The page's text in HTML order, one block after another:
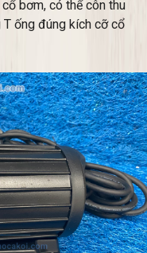
bơm, có thể côn thu
ống đúng kích cỡ cổ